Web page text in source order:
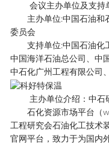
会议主办单位及支持
主办单位:中国石油和石
委员会
支持单位:中国石油化工
中国海洋石油总公司、中
中石化广州工程有限公司
主办单位介绍：中石
石化资源市场平台（
工程研究会石油化工技术
官网平台，致力于为国内